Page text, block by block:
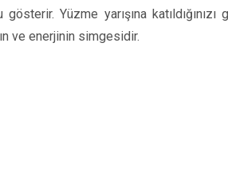
Yüzme yarışına
ve enerjinin simgesidir.